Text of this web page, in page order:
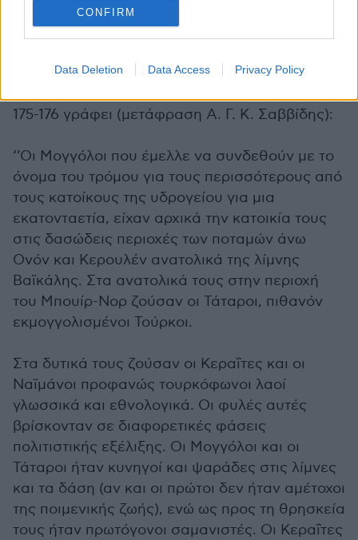
CONFIRM
Data Deletion Data Access Privacy Policy
κοντά στην Κασπία αφήνοντας νότια τους
Σογδιανούς και τους Βακτριανούς και τον Ώξο
175-176 γράφει (μετάφραση Α. Γ. Κ. Σαββίδης):
‘’Οι Μογγόλοι που έμελλε να συνδεθούν με το
όνομα του τρόμου για τους περισσότερους από
τους κατοίκους της υδρογείου για μια
εκατονταετία, είχαν αρχικά την κατοικία τους
στις δασώδεις περιοχές των ποταμών άνω
Ονόν και Κερουλέν ανατολικά της λίμνης
Βαϊκάλης. Στα ανατολικά τους στην περιοχή
του Μπουίρ-Νορ ζούσαν οι Τάταροι, πιθανόν
εκμογγολισμένοι Τούρκοι.
Στα δυτικά τους ζούσαν οι Κεραΐτες και οι
Ναϊμάνοι προφανώς τουρκόφωνοι λαοί
γλωσσικά και εθνολογικά. Οι φυλές αυτές
βρίσκονταν σε διαφορετικές φάσεις
πολιτιστικής εξέλιξης. Οι Μογγόλοι και οι
Τάταροι ήταν κυνηγοί και ψαράδες στις λίμνες
και τα δάση (αν και οι πρώτοι δεν ήταν αμέτοχοι
της ποιμενικής ζωής), ενώ ως προς τη θρησκεία
τους ήταν πρωτόγονοι σαμανιστές. Οι Κεραΐτες